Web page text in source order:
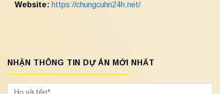
Website: https://chungcuhn24h.net/
NHẬN THÔNG TIN DỰ ÁN MỚI NHẤT